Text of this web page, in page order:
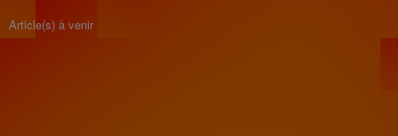
Article(s) à venir